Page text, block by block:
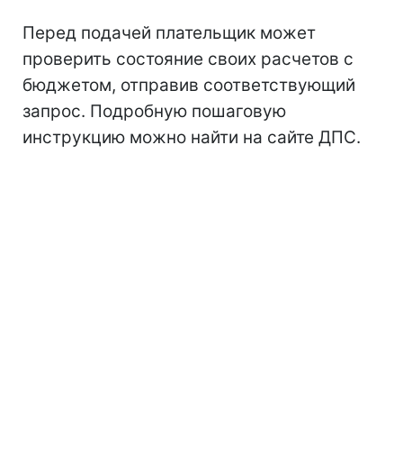
Перед подачей плательщик может
проверить состояние своих расчетов с
бюджетом, отправив соответствующий
запрос. Подробную пошаговую
инструкцию можно найти на сайте ДПС.